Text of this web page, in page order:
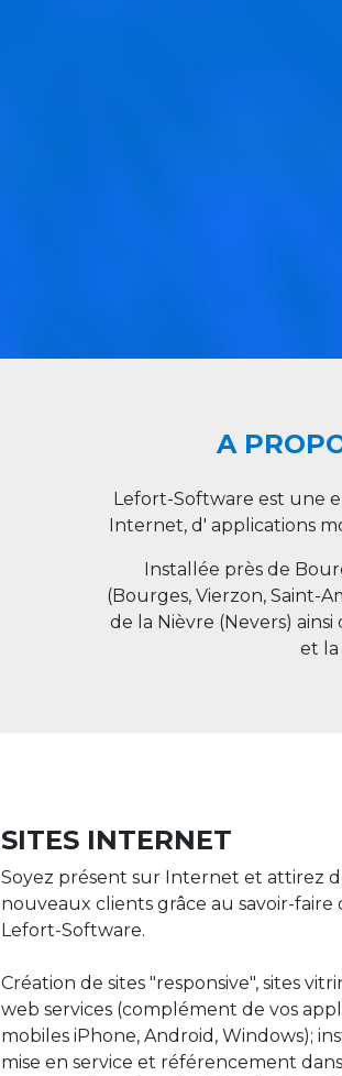
A
Lefort-Software est une
Internet, d' applications
Installée près de
(Bourges, Vierzon, Saint-
de la Nièvre (Nevers)
et
SITES INTERNET
Soyez présent sur Internet et attirez
nouveaux clients grâce au savoir-faire
Lefort-Software.
Création de sites "responsive", sites
web services (complément de vos
mobiles iPhone, Android, Windows);
mise en service et référencement